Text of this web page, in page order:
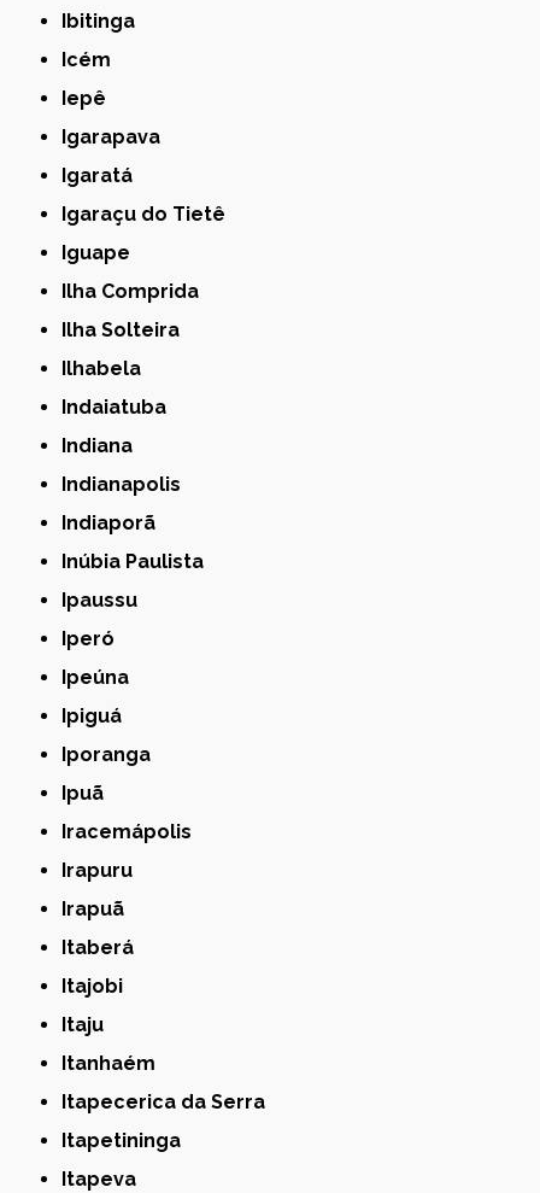
Ibitinga
Icém
Iepê
Igarapava
Igaratá
Igaraçu do Tietê
Iguape
Ilha Comprida
Ilha Solteira
Ilhabela
Indaiatuba
Indiana
Indianapolis
Indiaporã
Inúbia Paulista
Ipaussu
Iperó
Ipeúna
Ipiguá
Iporanga
Ipuã
Iracemápolis
Irapuru
Irapuã
Itaberá
Itajobi
Itaju
Itanhaém
Itapecerica da Serra
Itapetininga
Itapeva